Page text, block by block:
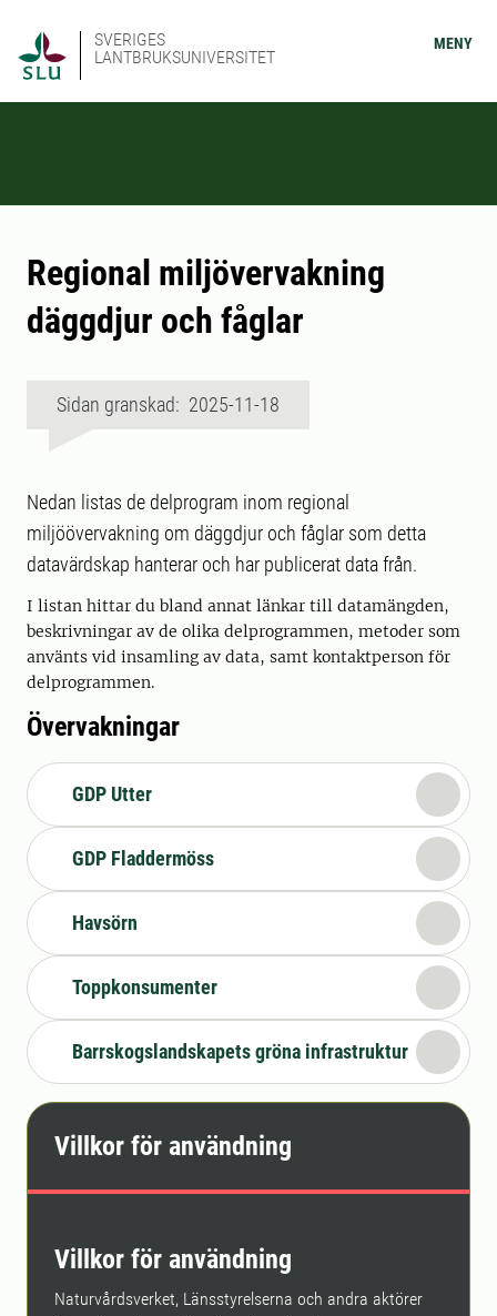
SVERIGES
LANTBRUKSUNIVERSITET
MENY
Regional miljövervakning
däggdjur och fåglar
Sidan granskad: 2025-11-18
Nedan listas de delprogram inom regional
miljöövervakning om däggdjur och fåglar som detta
datavärdskap hanterar och har publicerat data från.
I listan hittar du bland annat länkar till datamängden,
beskrivningar av de olika delprogrammen, metoder som
använts vid insamling av data, samt kontaktperson för
delprogrammen.
Övervakningar
GDP Utter
GDP Fladdermöss
Havsörn
Toppkonsumenter
Barrskogslandskapets gröna infrastruktur
Villkor för användning
Villkor för användning
Naturvårdsverket, Länsstyrelserna och andra aktörer